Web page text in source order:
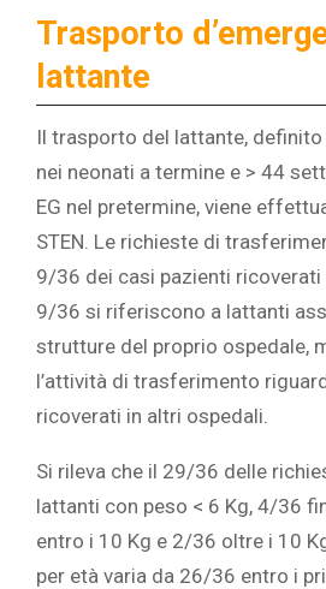
Trasporto
lattante
Il trasporto del lattante,
nei neonati a termine e > 44
EG nel pretermine, viene
STEN. Le richieste di
9/36 dei casi pazienti ricoverati
9/36 si riferiscono a lattanti
strutture del proprio ospedale,
l’attività di trasferimento
ricoverati in altri ospedali.
Si rileva che il 29/36 delle
lattanti con peso < 6 Kg, 4/36
entro i 10 Kg e 2/36 oltre i 10
per età varia da 26/36 entro i